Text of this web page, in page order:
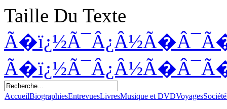
Taille Du Texte
AccueilBiographiesEntrevuesLivresMusique et DVDVoyagesSociété